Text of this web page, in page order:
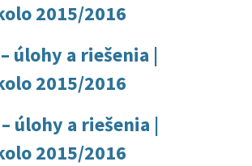
2015/2016
úlohy a riešenia |
2015/2016
úlohy a riešenia |
2015/2016